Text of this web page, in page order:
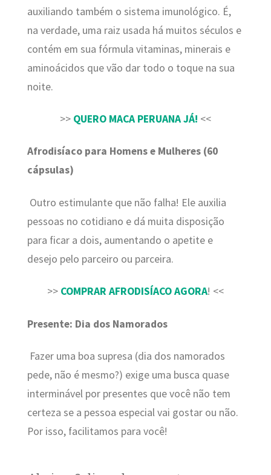
auxiliando também o sistema imunológico. É,
na verdade, uma raiz usada há muitos séculos e
contém em sua fórmula vitaminas, minerais e
aminoácidos que vão dar todo o toque na sua
noite.
>> QUERO MACA PERUANA JÁ! <<
Afrodisíaco para Homens e Mulheres (60
cápsulas)
Outro estimulante que não falha! Ele auxilia
pessoas no cotidiano e dá muita disposição
para ficar a dois, aumentando o apetite e
desejo pelo parceiro ou parceira.
>> COMPRAR AFRODISÍACO AGORA! <<
Presente: Dia dos Namorados
Fazer uma boa supresa (dia dos namorados
pede, não é mesmo?) exige uma busca quase
interminável por presentes que você não tem
certeza se a pessoa especial vai gostar ou não.
Por isso, facilitamos para você!